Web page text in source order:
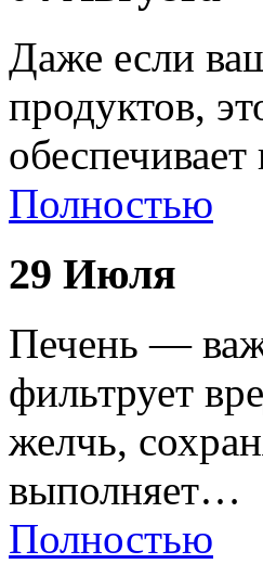
Даже если
продуктов,
Полностью
29 Июля
Печень —
фильтрует
желчь,
выполняет…
Полностью